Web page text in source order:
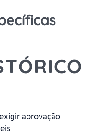
aprovação